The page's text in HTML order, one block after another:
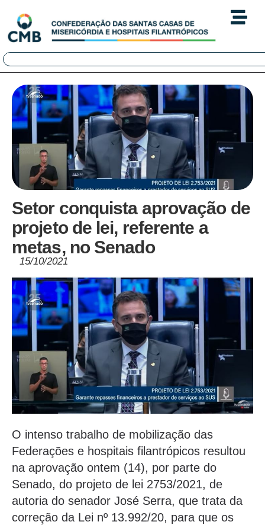
Setor conquista aprovação de
projeto de lei, referente a
metas, no Senado
15/10/2021
O intenso trabalho de mobilização das
Federações e hospitais filantrópicos resultou
na aprovação ontem (14), por parte do
Senado, do projeto de lei 2753/2021, de
autoria do senador José Serra, que trata da
correção da Lei nº 13.992/20, para que os